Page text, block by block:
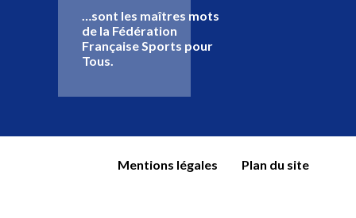
…sont les maîtres mots
de la Fédération
Française Sports pour
Tous.
Mentions légales Plan du site